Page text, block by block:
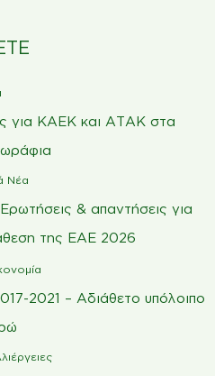
για ΚΑΕΚ και ΑΤΑΚ στα
Νέα
& απαντήσεις για
της ΕΑΕ 2026
2021 – Αδιάθετο υπόλοιπο